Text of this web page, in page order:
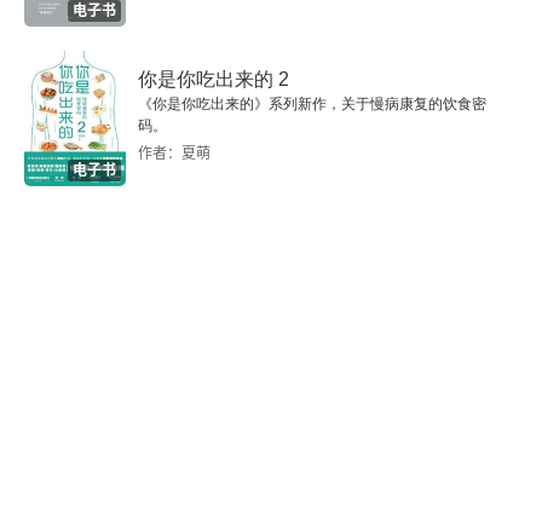
电子书
电子书
你是你吃出来的 2
《你是你吃出来的》系列新作，关于慢病康复的饮食密
码。
作者：夏萌